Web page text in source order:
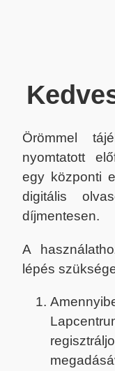
Örömmel
nyomtatott
egy központi
digitális
díjmentesen.
A
lépés